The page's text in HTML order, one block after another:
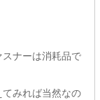
ナーは消耗品で
みれば当然なの